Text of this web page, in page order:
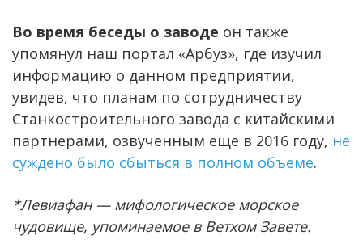
Во время беседы о заводе он также
упомянул наш портал «Арбуз», где изучил
информацию о данном предприятии,
увидев, что планам по сотрудничеству
Станкостроительного завода с китайскими
партнерами, озвученным еще в 2016 году, не
суждено было сбыться в полном объеме.
*Левиафан — мифологическое морское
чудовище, упоминаемое в Ветхом Завете.